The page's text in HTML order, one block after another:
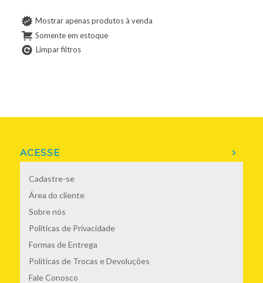
Mostrar apenas produtos à venda
Somente em estoque
Limpar filtros
ACESSE
Cadastre-se
Área do cliente
Sobre nós
Políticas de Privacidade
Formas de Entrega
Políticas de Trocas e Devoluções
Fale Conosco